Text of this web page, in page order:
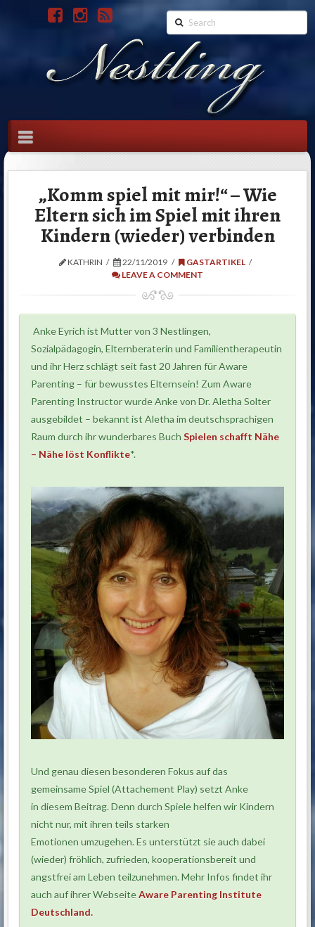
Search
Navigation
„Komm spiel mit mir!“ – Wie
Eltern sich im Spiel mit ihren
Kindern (wieder) verbinden
KATHRIN 22/11/2019
GASTARTIKEL
LEAVE A COMMENT
Anke Eyrich ist Mutter von 3 Nestlingen,
Sozialpädagogin, Elternberaterin und Familientherapeutin
und ihr Herz schlägt seit fast 20 Jahren für Aware
Parenting – für bewusstes Elternsein! Zum Aware
Parenting Instructor wurde Anke von Dr. Aletha Solter
ausgebildet – bekannt ist Aletha im deutschsprachigen
Raum durch ihr wunderbares BuchSpielen schafft Nähe
– Nähe löst Konflikte*.
Und genau diesen besonderen Fokus auf das
gemeinsame Spiel (Attachement Play) setzt Anke
in diesem Beitrag. Denn durch Spiele helfen wir Kindern
nicht nur, mit ihren teils starken
Emotionen umzugehen. Es unterstützt sie auch dabei
(wieder) fröhlich, zufrieden, kooperationsbereit und
angstfrei am Leben teilzunehmen. Mehr Infos findet ihr
auch auf ihrer WebseiteAware Parenting Institute
Deutschland.